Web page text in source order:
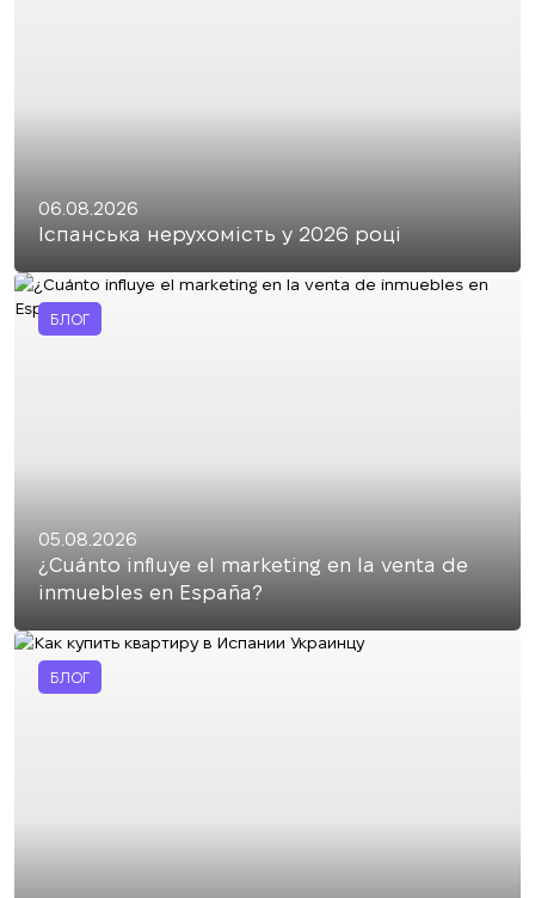
06.08.2026
Іспанська нерухомість у 2026 році
БЛОГ
05.08.2026
¿Cuánto influye el marketing en la venta de
inmuebles en España?
БЛОГ